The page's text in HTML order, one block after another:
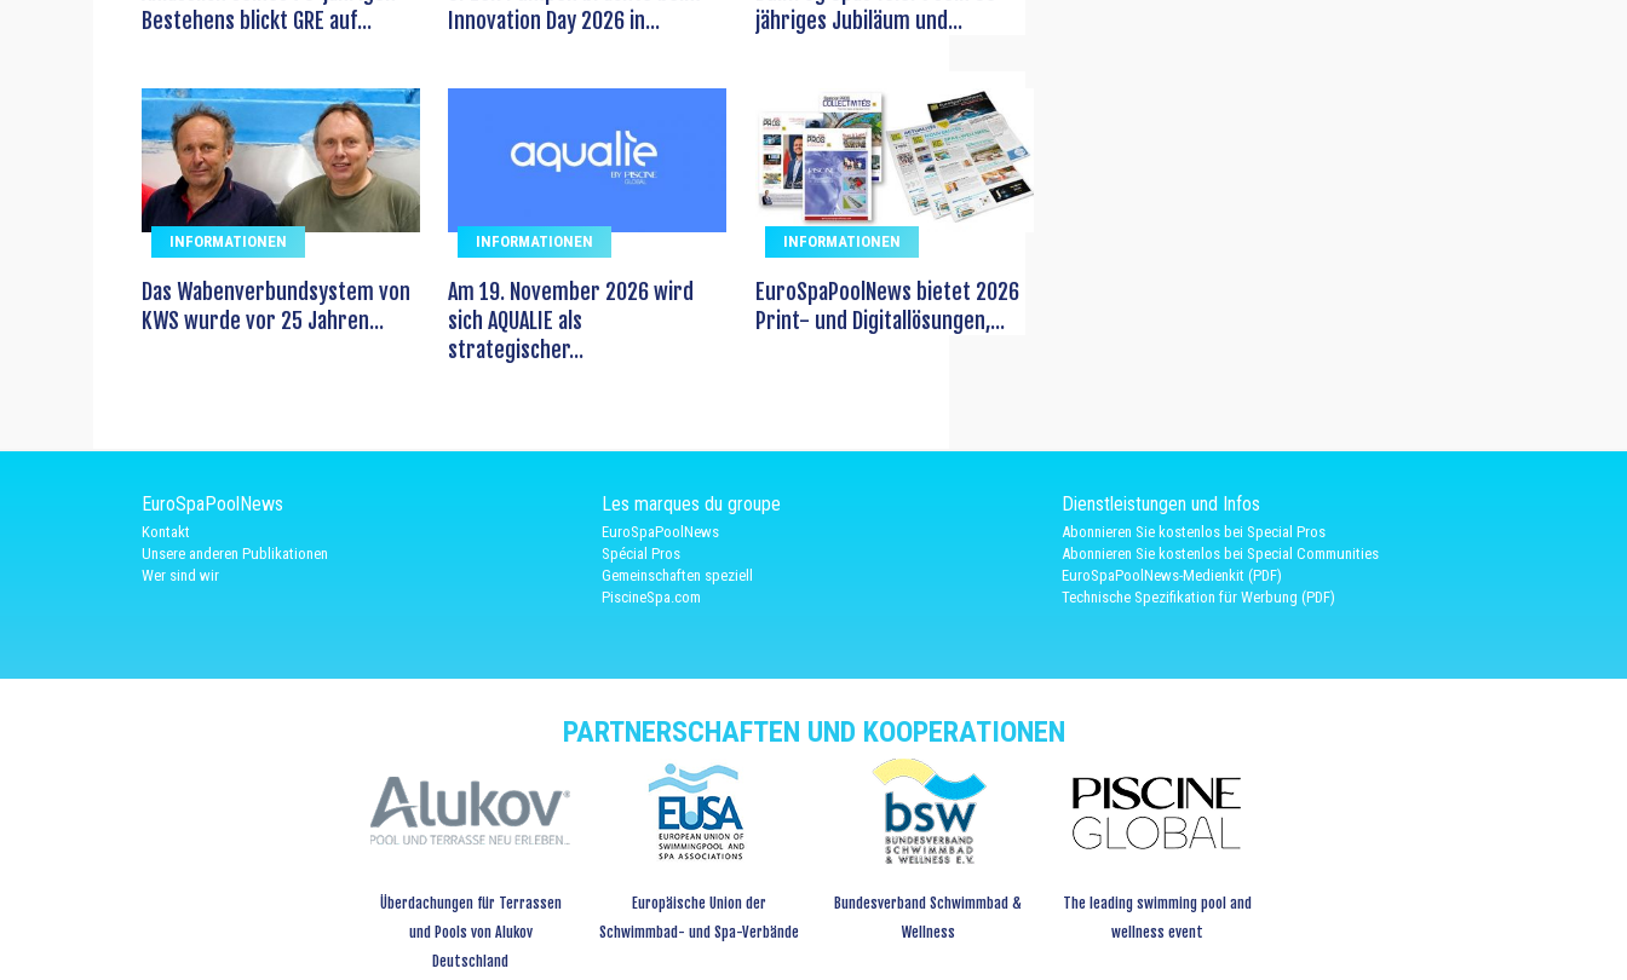
Bestehens blickt GRE auf...
Innovation Day 2026 in...
jähriges Jubiläum und...
INFORMATIONEN
Das Wabenverbundsystem von
KWS wurde vor 25 Jahren...
INFORMATIONEN
Am 19. November 2026 wird
sich AQUALIE als
strategischer...
INFORMATIONEN
EuroSpaPoolNews bietet 2026
Print- und Digitallösungen,...
EuroSpaPoolNews
Kontakt
Unsere anderen Publikationen
Wer sind wir
Les marques du groupe
EuroSpaPoolNews
Spécial Pros
Gemeinschaften speziell
PiscineSpa.com
Dienstleistungen und Infos
Abonnieren Sie kostenlos bei Special Pros
Abonnieren Sie kostenlos bei Special Communities
EuroSpaPoolNews-Medienkit (PDF)
Technische Spezifikation für Werbung (PDF)
PARTNERSCHAFTEN UND KOOPERATIONEN
Überdachungen für Terrassen
und Pools von Alukov
Deutschland
Europäische Union der
Schwimmbad- und Spa-Verbände
Bundesverband Schwimmbad &
Wellness
The leading swimming pool and
wellness event